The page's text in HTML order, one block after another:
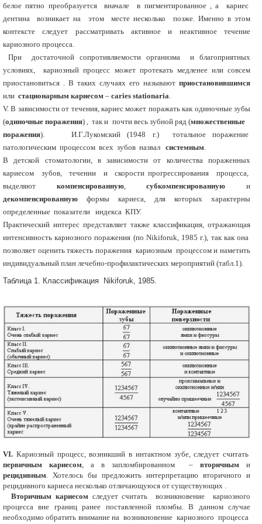
белое пятно преобразуется вначале в пигментированное , а кариес
дентина возникает на этом месте несколько позже. Именно в этом
контексте следует рассматривать активное и неактивное течение
кариозного процесса.
При достаточной сопротивляемости организма и благоприятных
условиях, кариозный процесс может протекать медленее или совсем
приостановиться . В таких случаях его называют приостановившимся
или стационарным кариесом – caries stationaria
V. В зависимости от течения, кариес может поражать как одиночные зубы
(одиночные поражения) , так и почти весь зубной ряд (множественные
поражения). И.Г.Лукомский (1948 г.) тотальное поражение
патологическим процессом всех зубов назвал системным
В детской стоматологии, в зависимости от количества пораженных
кариесом зубов, течении и скорости прогрессирования процесса,
выделяют компенсированную,субкомпенсированнуюи
декомпенсированную формы кариеса, для которых характерны
определенные показатели индекса КПУ.
Практический интерес представляет также классификация, отражающая
интенсивность кариозного поражения (по Nikiforuk, 1985 г.), так как она
позволяет оценить тяжесть поражения кариозным процессом и наметить
индивидуальный план лечебно-профилактических мероприятий (табл.1).
Таблица 1. Классификация Nikiforuk, 1985.
VI. Кариозный процесс, возникший в интактном зубе, следует считать
первичным кариесом , а в запломбированном – вторичным и
рецидивным . Хотелось бы предложить интерпретацию вторичного и
рецидивного кариеса несколько отличающуюся от существующих .
Вторичным кариесомследует считать возникновение кариозного
процесса вне границ ранее поставленной пломбы. В данном случае
необходимо обратить внимание на возникновение кариозного процесса